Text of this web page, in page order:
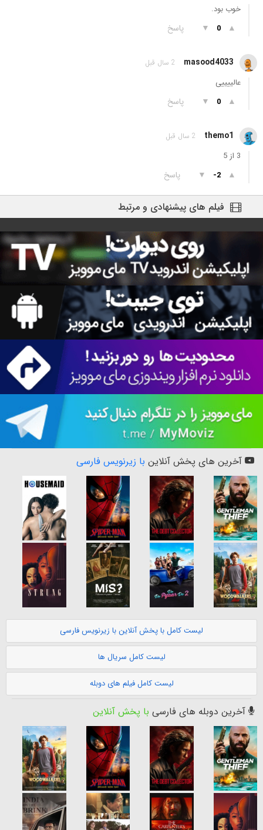
خوب بود.
▲
0
▼ پاسخ
masood4033 2 سال قبل
عالییییی
▲
0
▼ پاسخ
themo1 2 سال قبل
3 از 5
▲
-2
▼ پاسخ
فیلم های پیشنهادی و مرتبط
آخرین های پخش آنلاین با زیرنویس فارسی
لیست کامل با پخش آنلاین با زیرنویس فارسی
لیست کامل سریال ها
لیست کامل فیلم های دوبله
آخرین دوبله های فارسی با پخش آنلاین